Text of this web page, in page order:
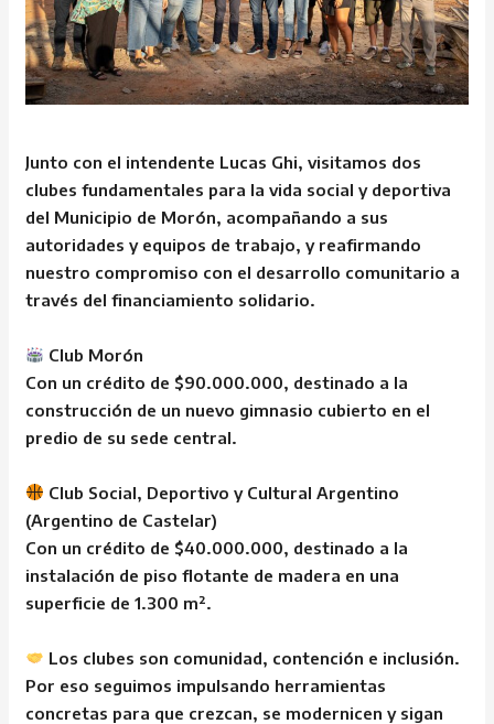
Junto con el intendente Lucas Ghi, visitamos dos
clubes fundamentales para la vida social y deportiva
del Municipio de Morón, acompañando a sus
autoridades y equipos de trabajo, y reafirmando
nuestro compromiso con el desarrollo comunitario a
través del financiamiento solidario.
Club Morón
Con un crédito de $90.000.000, destinado a la
construcción de un nuevo gimnasio cubierto en el
predio de su sede central.
Club Social, Deportivo y Cultural Argentino
(Argentino de Castelar)
Con un crédito de $40.000.000, destinado a la
instalación de piso flotante de madera en una
superficie de 1.300 m².
Los clubes son comunidad, contención e inclusión.
Por eso seguimos impulsando herramientas
concretas para que crezcan, se modernicen y sigan